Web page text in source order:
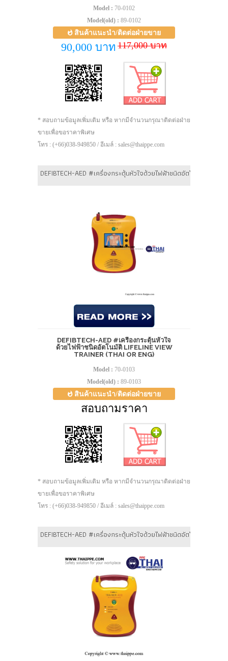
Model : 70-0102
Model(old) : 89-0102
สินค้าแนะนำ/ติดต่อฝ่ายขาย
90,000 บาท 117,000 บาท
* สอบถามข้อมูลเพิ่มเติม หรือ หากมีจำนวนกรุณาติดต่อฝ่าย
ขายเพื่อขอราคาพิเศษ
โทร : (+66)038-949850 / อีเมล์ : sales@thaippe.com
DEFIBTECH-AED #เครื่องกระตุ้นหัวใจด้วยไฟฟ้าชนิดอัตโนมัติ
DEFIBTECH-AED #เครื่องกระตุ้นหัวใจ
ด้วยไฟฟ้าชนิดอัตโนมัติ LIFELINE VIEW
TRAINER (THAI OR ENG)
Model : 70-0103
Model(old) : 89-0103
สินค้าแนะนำ/ติดต่อฝ่ายขาย
สอบถามราคา
* สอบถามข้อมูลเพิ่มเติม หรือ หากมีจำนวนกรุณาติดต่อฝ่าย
ขายเพื่อขอราคาพิเศษ
โทร : (+66)038-949850 / อีเมล์ : sales@thaippe.com
DEFIBTECH-AED #เครื่องกระตุ้นหัวใจด้วยไฟฟ้าชนิดอัตโนมัติ